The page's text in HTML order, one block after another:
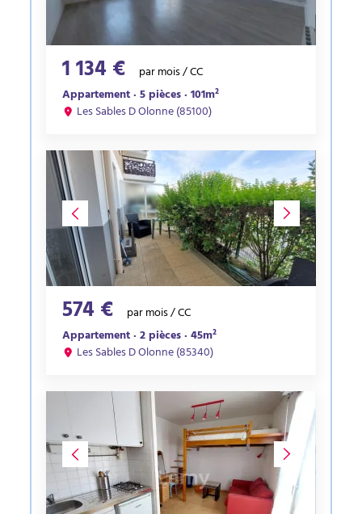
1 134 €
par mois / CC
Appartement · 5 pièces · 101m²
Les Sables D Olonne (85100)
574 €
par mois / CC
Appartement · 2 pièces · 45m²
Les Sables D Olonne (85340)